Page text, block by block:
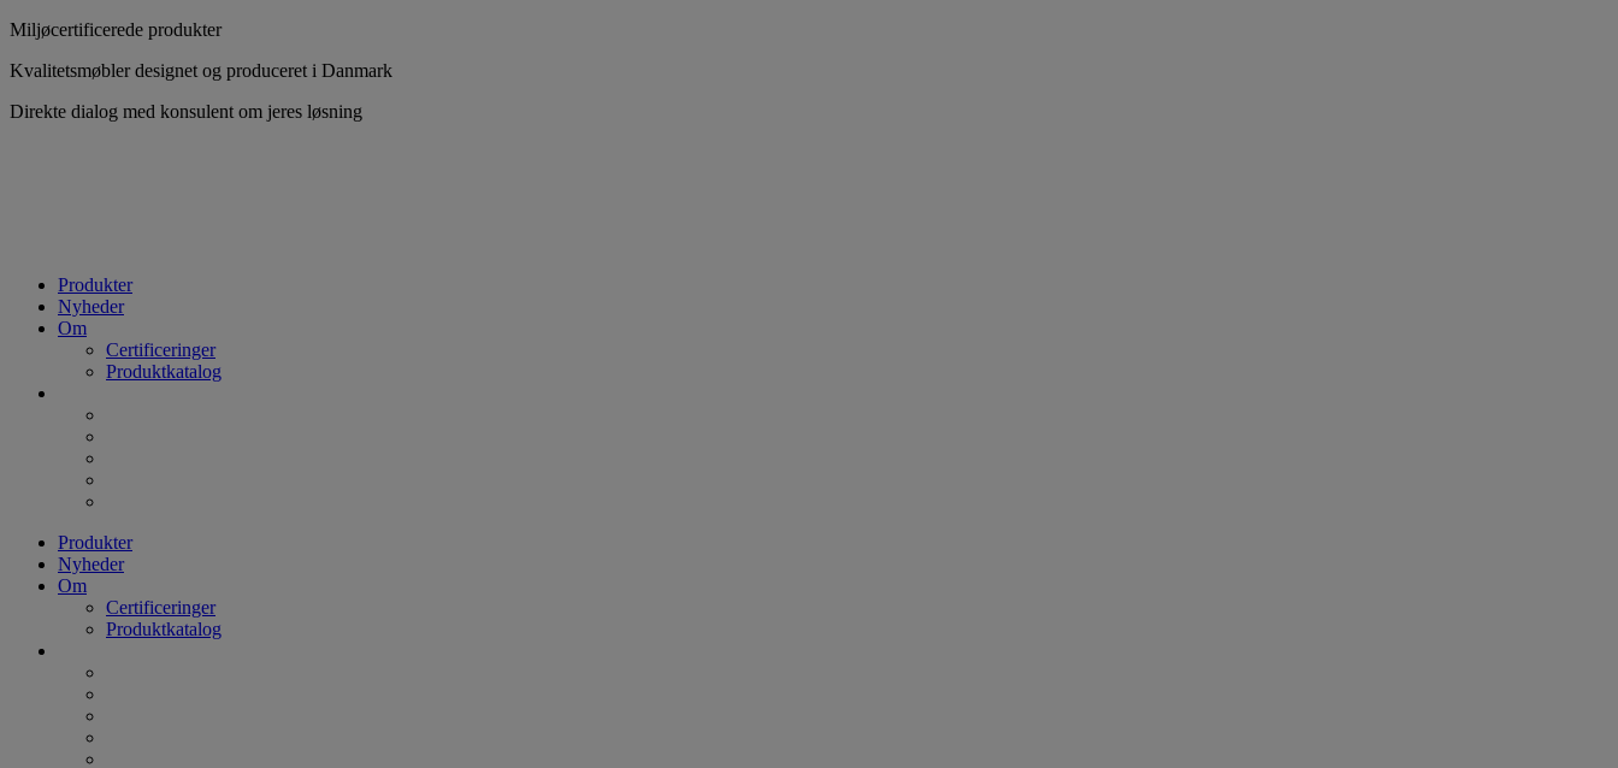
Videre
indhold
Miljøcertificerede produkter
Kvalitetsmøbler designet og produceret i Danmark
Direkte dialog med konsulent om jeres løsning
Produkter
Nyheder
Om
Certificeringer
Produktkatalog
Produkter
Nyheder
Om
Certificeringer
Produktkatalog